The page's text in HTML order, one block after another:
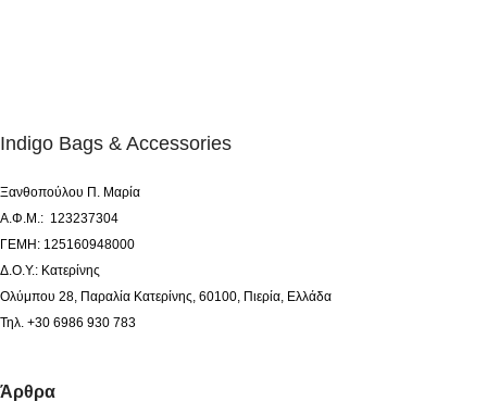
Indigo Bags & Accessories
Ξανθοπούλου Π. Μαρία
Α.Φ.Μ.: 123237304
ΓΕΜΗ: 125160948000
Δ.Ο.Υ.: Κατερίνης
Ολύμπου 28, Παραλία Κατερίνης, 60100, Πιερία, Ελλάδα
Τηλ. +30 6986 930 783
Άρθρα